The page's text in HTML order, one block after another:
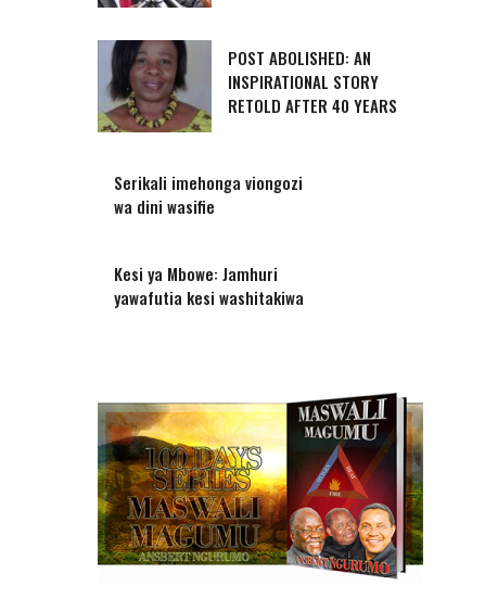
POST ABOLISHED: AN
INSPIRATIONAL STORY
RETOLD AFTER 40 YEARS
Serikali imehonga viongozi
wa dini wasifie
Kesi ya Mbowe: Jamhuri
yawafutia kesi washitakiwa